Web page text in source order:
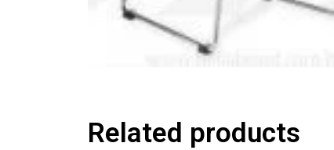
Related products